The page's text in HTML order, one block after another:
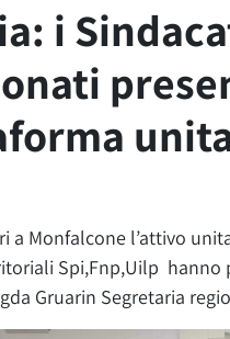
i
a Monfalcone l’attivo
Spi,Fnp,Uilp
Gruarin Segretaria